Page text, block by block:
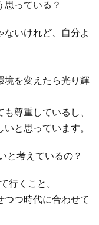
思っている？
ないけれど、自分よ
境を変えたら光り輝
尊重しているし、
と思っています。
と考えているの？
行くこと。
つつ時代に合わせて